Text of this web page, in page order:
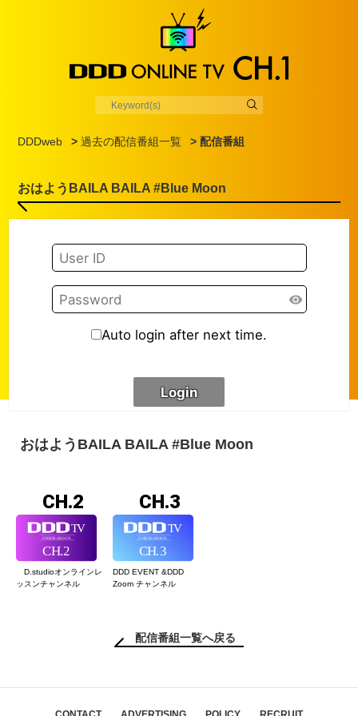
DDDweb >過去の配信番組一覧 > 配信番組
おはようBAILA BAILA #Blue Moon
おはようBAILA BAILA #Blue Moon
CH.2
D.studioオンラインレ
ッスンチャンネル
CH.3
DDD EVENT &DDD
Zoom チャンネル
配信番組一覧へ戻る